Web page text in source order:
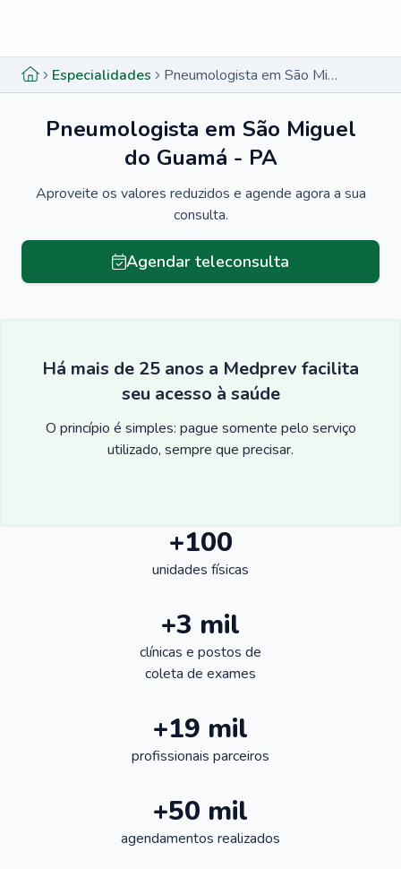
Especialidades Pneumologista em São Miguel do Guamá - PA
Pneumologista em São Miguel
do Guamá - PA
Aproveite os valores reduzidos e agende agora a sua
consulta.
Agendar teleconsulta
Há mais de 25 anos a Medprev facilita
seu acesso à saúde
O princípio é simples: pague somente pelo serviço
utilizado, sempre que precisar.
+100
unidades físicas
+3 mil
clínicas e postos de
coleta de exames
+19 mil
profissionais parceiros
+50 mil
agendamentos realizados